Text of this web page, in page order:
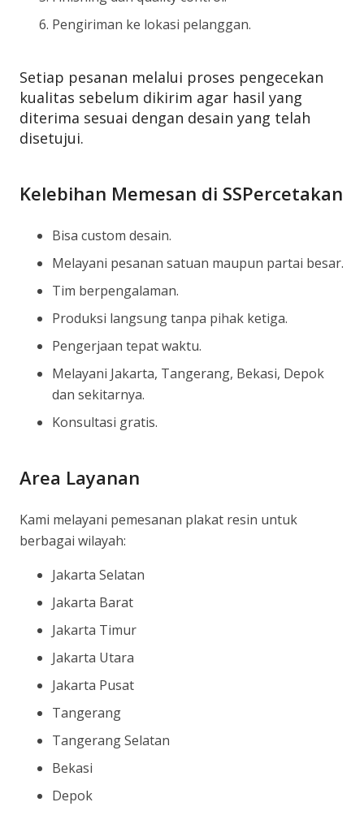
Pengiriman ke lokasi pelanggan.
Setiap pesanan melalui proses pengecekan
kualitas sebelum dikirim agar hasil yang
diterima sesuai dengan desain yang telah
disetujui.
Kelebihan Memesan di SSPercetakan
Bisa custom desain.
Melayani pesanan satuan maupun partai besar.
Tim berpengalaman.
Produksi langsung tanpa pihak ketiga.
Pengerjaan tepat waktu.
Melayani Jakarta, Tangerang, Bekasi, Depok
dan sekitarnya.
Konsultasi gratis.
Area Layanan
Kami melayani pemesanan plakat resin untuk
berbagai wilayah:
Jakarta Selatan
Jakarta Barat
Jakarta Timur
Jakarta Utara
Jakarta Pusat
Tangerang
Tangerang Selatan
Bekasi
Depok